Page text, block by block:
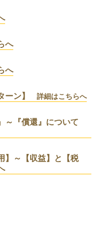
へ
へ
ン】 詳細はこちらへ
～『償還』について
】～【収益】と【税